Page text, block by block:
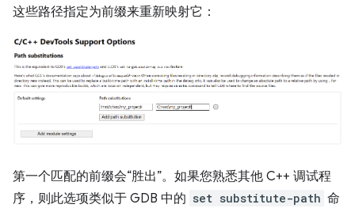
这些路径指定为前缀来重新映射它：
第一个匹配的前缀会“胜出”。如果您熟悉其他 C++ 调试程
序，则此选项类似于 GDB 中的 set substitute-path 命